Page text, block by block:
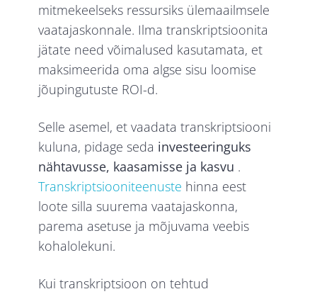
mitmekeelseks ressursiks ülemaailmsele
vaatajaskonnale. Ilma transkriptsioonita
jätate need võimalused kasutamata, et
maksimeerida oma algse sisu loomise
jõupingutuste ROI-d.
Selle asemel, et vaadata transkriptsiooni
kuluna, pidage seda investeeringuks
nähtavusse, kaasamisse ja kasvu .
Transkriptsiooniteenuste hinna eest
loote silla suurema vaatajaskonna,
parema asetuse ja mõjuvama veebis
kohalolekuni.
Kui transkriptsioon on tehtud